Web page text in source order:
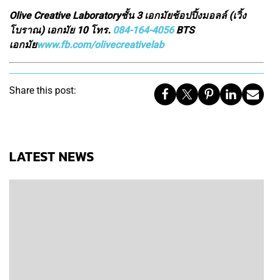
Olive Creative Laboratoryชั้น 3 เอกมัยช้อปปิ้งมอลล์ (เวิ้ง
โบราณ) เอกมัย 10 โทร. 084-164-4056BTS
เอกมัยwww.fb.com/olivecreativelab
Share this post:
LATEST NEWS